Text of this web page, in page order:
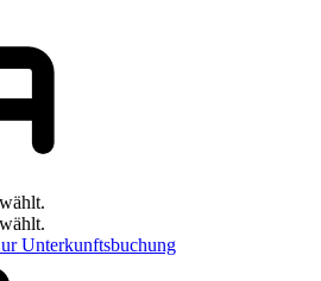
Unterkunftsbuchung